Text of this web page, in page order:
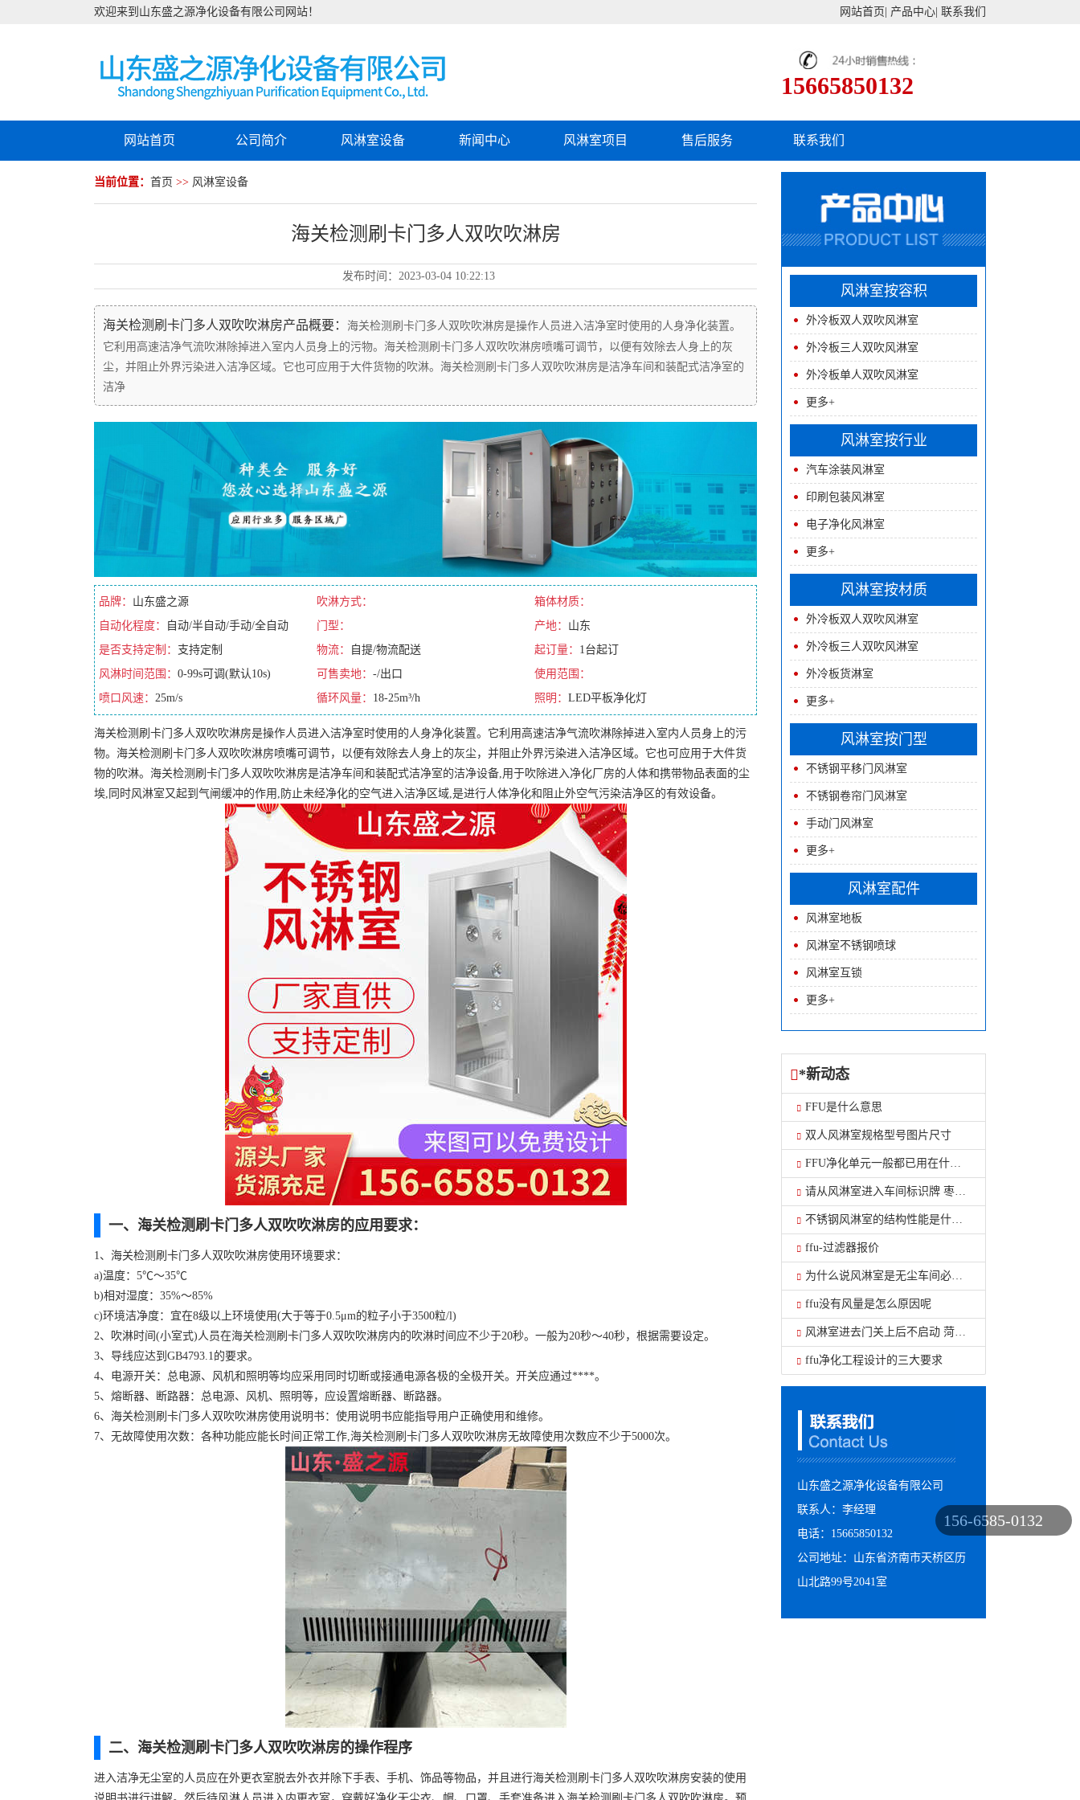
欢迎来到山东盛之源净化设备有限公司网站！ 网站首页 产品中心 联系我们
15665850132
网站首页 公司简介 风淋室设备 新闻中心 风淋室项目 售后服务 联系我们
当前位置： 首页 >> 风淋室设备
海关检测刷卡门多人双吹吹淋房
发布时间： 2023-03-04 10:22:13
海关检测刷卡门多人双吹吹淋房产品概要：
海关检测刷卡门多人双吹吹淋房是操作人员进入洁净室时使用的人身净化装置。
它利用高速洁净气流吹淋除掉进入室内人员身上的污物。海关检测刷卡门多人双吹吹淋房喷嘴可调节，以便有效除去人身上的灰
尘，并阻止外界污染进入洁净区域。它也可应用于大件货物的吹淋。海关检测刷卡门多人双吹吹淋房是洁净车间和装配式洁净室的
洁净
品牌： 山东盛之源 吹淋方式：
箱体材质：
自动化程度：
自动/半自动/手动/全自动 门型： 产地： 山东
是否支持定制： 支持定制 物流： 自提/物流配送 起订量： 1台起订
风淋时间范围： 0-99s可调(默认10s) 可售卖地： -/出口
使用范围：
喷口风速： 25m/s 循环风量： 18-25m³/h 照明： LED平板净化灯
海关检测刷卡门多人双吹吹淋房是操作人员进入洁净室时使用的人身净化装置。它利用高速洁净气流吹淋除掉进入室内人员身上的污
物。海关检测刷卡门多人双吹吹淋房喷嘴可调节，以便有效除去人身上的灰尘，并阻止外界污染进入洁净区域。它也可应用于大件货
物的吹淋。海关检测刷卡门多人双吹吹淋房是洁净车间和装配式洁净室的洁净设备,用于吹除进入净化厂房的人体和携带物品表面的尘
埃,同时风淋室又起到气闸缓冲的作用,防止未经净化的空气进入洁净区域,是进行人体净化和阻止外空气污染洁净区的有效设备。
一、海关检测刷卡门多人双吹吹淋房的应用要求：
1、海关检测刷卡门多人双吹吹淋房使用环境要求：
a)温度：5℃～35℃
b)相对湿度：35%～85%
c)环境洁净度：宜在8级以上环境使用(大于等于0.5μm的粒子小于3500粒/l)
2、吹淋时间(小室式)人员在海关检测刷卡门多人双吹吹淋房内的吹淋时间应不少于20秒。一般为20秒～40秒，根据需要设定。
3、导线应达到GB4793.1的要求。
4、电源开关：总电源、风机和照明等均应采用同时切断或接通电源各极的全极开关。开关应通过****。
5、熔断器、断路器：总电源、风机、照明等，应设置熔断器、断路器。
6、海关检测刷卡门多人双吹吹淋房使用说明书：使用说明书应能指导用户正确使用和维修。
7、无故障使用次数：各种功能应能长时间正常工作,海关检测刷卡门多人双吹吹淋房无故障使用次数应不少于5000次。
二、海关检测刷卡门多人双吹吹淋房的操作程序
进入洁净无尘室的人员应在外更衣室脱去外衣并除下手表、手机、饰品等物品，并且进行海关检测刷卡门多人双吹吹淋房安装的使用
风淋室按容积
外冷板双人双吹风淋室
外冷板三人双吹风淋室
外冷板单人双吹风淋室
更多+
风淋室按行业
汽车涂装风淋室
印刷包装风淋室
电子净化风淋室
更多+
风淋室按材质
外冷板双人双吹风淋室
外冷板三人双吹风淋室
外冷板货淋室
更多+
风淋室按门型
不锈钢平移门风淋室
不锈钢卷帘门风淋室
手动门风淋室
更多+
风淋室配件
风淋室地板
风淋室不锈钢喷球
风淋室互锁
更多+
*新动态
FFU是什么意思
双人风淋室规格型号图片尺寸
FFU净化单元一般都已用在什么地方
请从风淋室进入车间标识牌 枣庄风淋室工厂
不锈钢风淋室的结构性能是什么？
ffu-过滤器报价
为什么说风淋室是无尘车间必不可少的设备呢？
ffu没有风量是怎么原因呢
风淋室进去门关上后不启动 菏泽单人风淋室
ffu净化工程设计的三大要求
山东盛之源净化设备有限公司
联系人：李经理
电话：15665850132
公司地址：山东省济南市天桥区历
山北路99号2041室
156-6585-0132